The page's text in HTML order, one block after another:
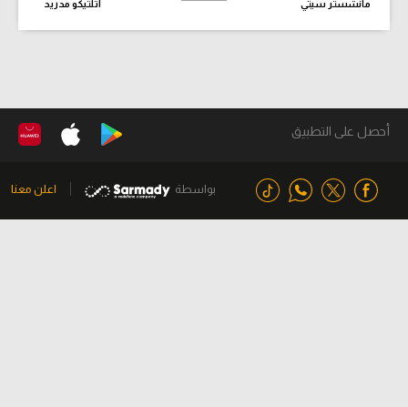
مانشستر سيتي أتلتيكو مدريد
أحصل على التطبيق
بواسطة اعلن معنا